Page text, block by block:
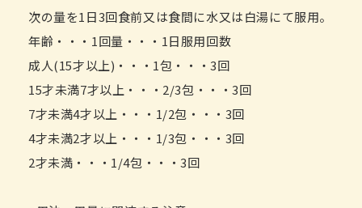
次の量を1日3回食前又は食間に水又は白湯にて服用。
年齢・・・1回量・・・1日服用回数
成人(15才以上)・・・1包・・・3回
15才未満7才以上・・・2/3包・・・3回
7才未満4才以上・・・1/2包・・・3回
4才未満2才以上・・・1/3包・・・3回
2才未満・・・1/4包・・・3回